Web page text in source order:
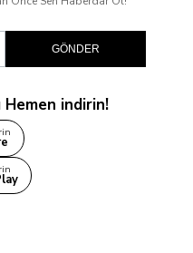
GÖNDER
Hemen indirin!